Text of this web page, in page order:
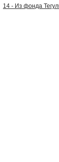
14 - Из фонда